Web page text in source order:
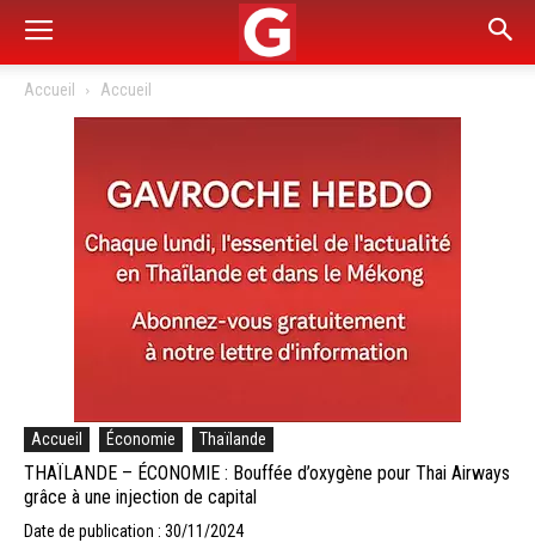
Accueil Accueil
Accueil Économie Thaïlande
THAÏLANDE – ÉCONOMIE : Bouffée d’oxygène pour Thai Airways
grâce à une injection de capital
Date de publication : 30/11/2024